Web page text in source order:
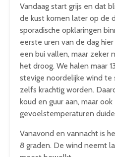
Vandaag start grijs en dat
de kust komen later op de
sporadische opklaringen
eerste uren van de dag
een bui vallen, maar zeker
het droog. We halen maar
stevige noordelijke wind te
zelfs krachtig worden.
koud en guur aan, maar
gevoelstemperaturen
Vanavond en vannacht is
8 graden. De wind neemt